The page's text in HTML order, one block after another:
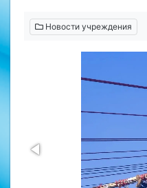
Новости учреждения